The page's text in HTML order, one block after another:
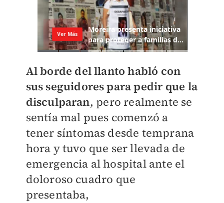
Al borde del llanto habló con
sus seguidores para pedir que la
disculparan, pero realmente se
sentía mal pues comenzó a
tener síntomas desde temprana
hora y tuvo que ser llevada de
emergencia al hospital ante el
doloroso cuadro que
presentaba,